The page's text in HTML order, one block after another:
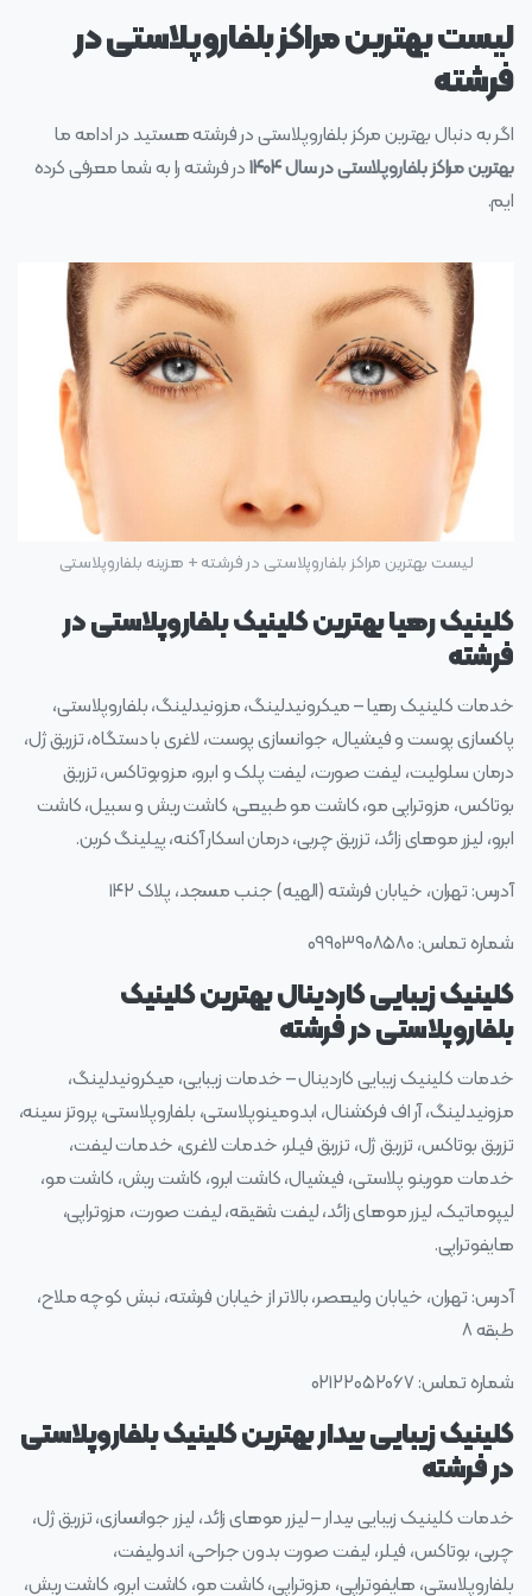
لیست بهترین مراکز بلفاروپلاستی در
فرشته
اگر به دنبال بهترین مرکز بلفاروپلاستی در فرشته هستید در ادامه ما
بهترین مراکز بلفاروپلاستی در سال ۱۴۰۴
در فرشته را به شما معرفی کرده
ایم.
لیست بهترین مراکز بلفاروپلاستی در فرشته + هزینه بلفاروپلاستی
کلینیک رهیا بهترین کلینیک بلفاروپلاستی در
فرشته
خدمات کلینیک رهیا – میکرونیدلینگ، مزونیدلینگ، بلفاروپلاستی،
پاکسازی پوست و فیشیال​، جوانسازی پوست، لاغری با دستگاه، تزریق ژل،
درمان سلولیت، لیفت صورت، لیفت پلک و ابرو، مزوبوتاکس، تزریق
بوتاکس، مزوتراپی مو، کاشت مو طبیعی، کاشت ریش و سبیل، کاشت
ابرو، لیزر موهای زائد، تزریق چربی، درمان اسکار آکنه، پیلینگ کربن.
آدرس: تهران، خیابان فرشته (الهیه) جنب مسجد، پلاک ۱۴۲
شماره تماس: ۰۹۹۰۳۹۰۸۵۸۰
کلینیک زیبایی کاردینال بهترین کلینیک
بلفاروپلاستی در فرشته
خدمات کلینیک زیبایی کاردینال – خدمات زیبایی، میکرونیدلینگ،
مزونیدلینگ، آر اف فرکشنال، ابدومینوپلاستی، بلفاروپلاستی، پروتز سینه،
تزریق بوتاکس، تزریق ژل، تزریق فیلر، خدمات لاغری، خدمات لیفت،
خدمات مورینو پلاستی، فیشیال، کاشت ابرو، کاشت ریش، کاشت مو،
لیپوماتیک، لیزر موهای زائد، لیفت شقیقه، لیفت صورت، مزوتراپی،
هایفوتراپی.
آدرس: تهران، خیابان ولیعصر، بالاتر از خیابان فرشته، نبش کوچه ملاح،
طبقه ۸
شماره تماس: ۰۲۱۲۲۰۵۲۰۶۷
کلینیک زیبایی بیدار بهترین کلینیک بلفاروپلاستی
در فرشته
خدمات کلینیک زیبایی بیدار – لیزر موهای زائد، لیزر جوانسازی، تزریق ژل،
چربی، بوتاکس، فیلر، لیفت صورت بدون جراحی، اندولیفت،
بلفاروپلاستی، هایفوتراپی، مزوتراپی، کاشت مو، کاشت ابرو، کاشت ریش،